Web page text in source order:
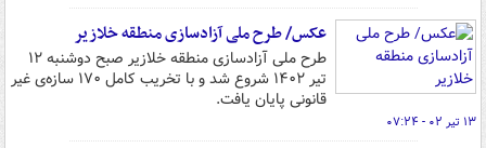
عکس/ طرح ملی آزادسازی منطقه خلازیر
طرح ملی آزادسازی منطقه خلازیر صبح دوشنبه ۱۲
تیر ۱۴۰۲ شروع شد و با تخریب کامل ۱۷۰ سازه‌ی غیر
قانونی پایان یافت.
۱۳ تیر ۰۲ - ۰۷:۲۴